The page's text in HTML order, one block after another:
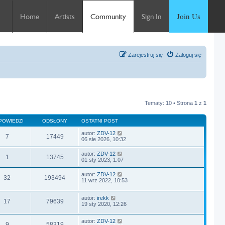
Home Artists Community Sign In Join Us
Zaloguj się
Zarejestruj się
Tematy: 10 • Strona 1 z 1
ODSŁONY OSTATNI POST
7 17449 autor: ZDV-12
06 sie 2026, 10:32
1 13745 autor: ZDV-12
01 sty 2023, 1:07
32 193494 autor: ZDV-12
11 wrz 2022, 10:53
17 79639 autor: irekk
19 sty 2020, 12:26
autor: ZDV-12